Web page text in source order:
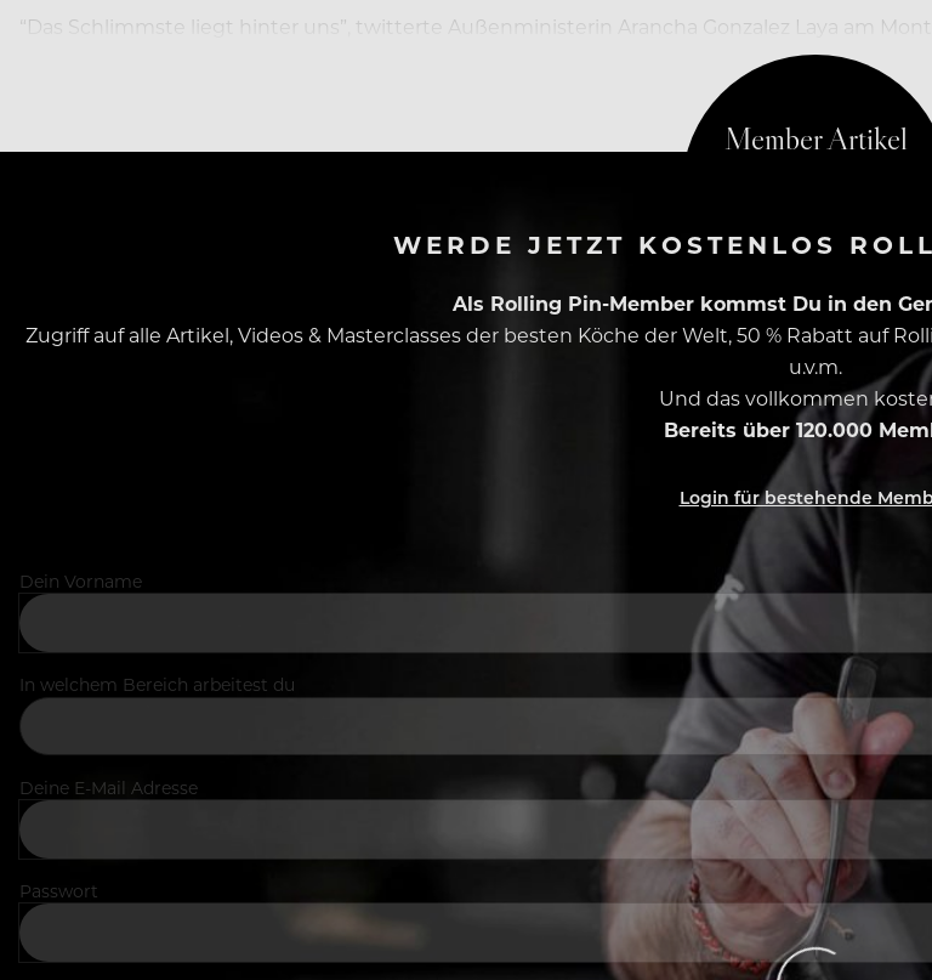
“Das Schlimmste liegt hinter uns”, twitterte Außenministerin Arancha Gonzalez Laya am
werden wir Spanien schrittweise für internationale Touristen öffnen, die Quarantäne
WERDE JETZT KOSTENLOS
Als Rolling Pin-Member kommst Du in den
Zugriff auf alle Artikel, Videos & Masterclasses der besten Köche der Welt, 50 % Rabatt auf
u.v.m.
Und das vollkommen
Bereits über 120.000
Login für bestehende
Dein Vorname
In welchem Bereich arbeitest du
Deine E-Mail Adresse
Passwort